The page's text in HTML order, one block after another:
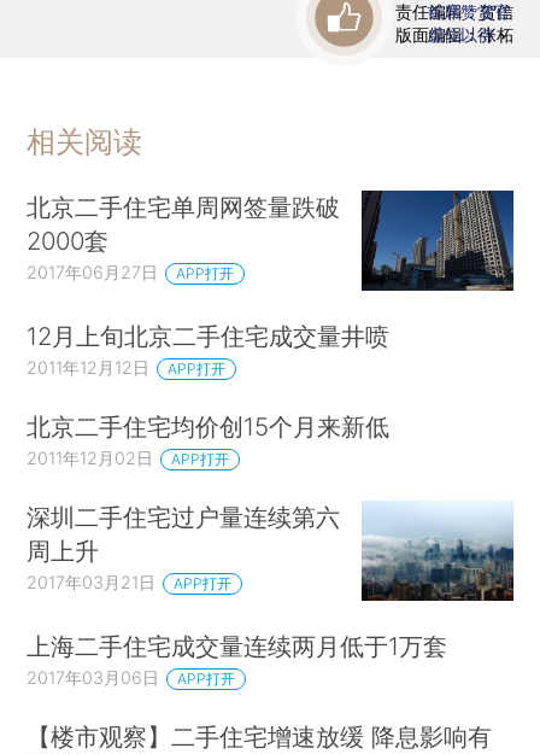
责任编辑：贺信
版面编辑：张柘
首席赞赏官
虚位以待
相关阅读
北京二手住宅单周网签量跌破
2000套
2017年06月27日 APP打开
12月上旬北京二手住宅成交量井喷
2011年12月12日 APP打开
北京二手住宅均价创15个月来新低
2011年12月02日 APP打开
深圳二手住宅过户量连续第六
周上升
2017年03月21日 APP打开
上海二手住宅成交量连续两月低于1万套
2017年03月06日 APP打开
【楼市观察】二手住宅增速放缓 降息影响有